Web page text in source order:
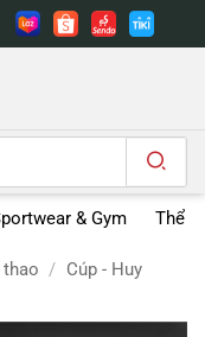
& Gym Thể
thao / Cúp - Huy